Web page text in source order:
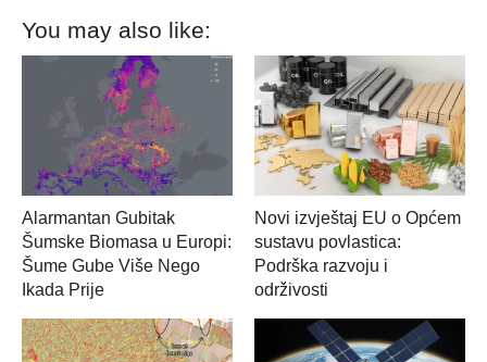
You may also like:
Alarmantan Gubitak
Šumske Biomasa u Europi:
Šume Gube Više Nego
Ikada Prije
Novi izvještaj EU o Općem
sustavu povlastica:
Podrška razvoju i
održivosti